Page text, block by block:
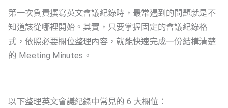
第一次負責撰寫英文會議紀錄時，最常遇到的問題就是不
知道該從哪裡開始。其實，只要掌握固定的會議紀錄格
式，依照必要欄位整理內容，就能快速完成一份結構清楚
的 Meeting Minutes。
以下整理英文會議紀錄中常見的 6 大欄位：